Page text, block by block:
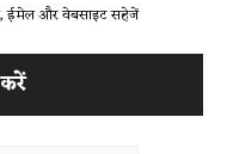
ईमेल और वेबसाइट सहेजें